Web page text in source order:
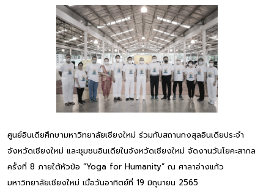
ศูนย์อินเดียศึกษามหาวิทยาลัยเชียงใหม่ ร่วมกับสถานกงสุลอินเดียประจำ
จังหวัดเชียงใหม่ และชุมชนอินเดียในจังหวัดเชียงใหม่ จัดงานวันโยคะสากล
ครั้งที่ 8 ภายใต้หัวข้อ “Yoga for Humanity” ณ ศาลาอ่างแก้ว
มหาวิทยาลัยเชียงใหม่ เมื่อวันอาทิตย์ที่ 19 มิถุนายน 2565